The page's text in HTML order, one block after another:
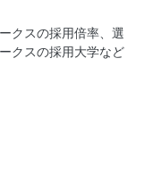
クスの採用倍率、選
クスの採用大学など